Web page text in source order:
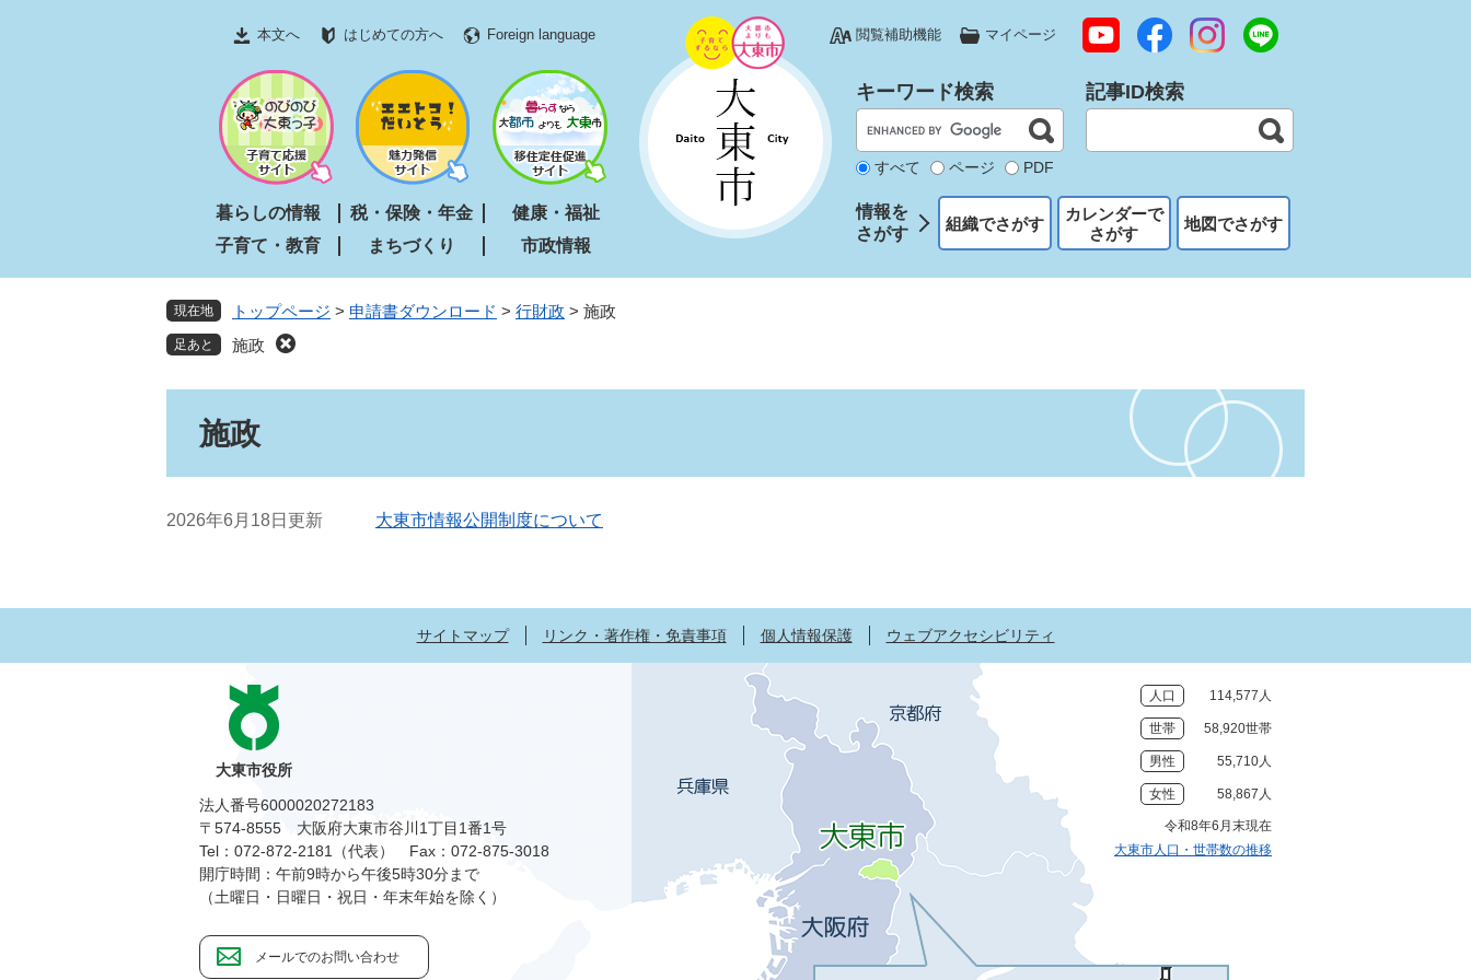
文
本文へ はじめての方へ Foreign language 閲覧補助機能 マイページ
暮らしの情報 税・保険・年金
健康・福祉
子育て・教育
まちづくり 市政情報
キーワード検索
すべて ページ PDF
記事ID検索
情報を
さがす
組織でさがす
カレンダーで
さがす
地図でさがす
現在地 トップページ > 申請書ダウンロード > 行財政 > 施政
施政
施政
2026年6月18日更新 大東市情報公開制度について
サイトマップ リンク・著作権・免責事項 個人情報保護 ウェブアクセシビリティ
人口 114,577人
世帯 58,920世帯
男性 55,710人
女性 58,867人
令和8年6月末現在
大東市人口・世帯数の推移
大東市役所
法人番号6000020272183
〒574-8555 大阪府大東市谷川1丁目1番1号
Tel：072-872-2181（代表）
Fax：072-875-3018
開庁時間：午前9時から午後5時30分まで
（土曜日・日曜日・祝日・年末年始を除く）
メールでのお問い合わせ